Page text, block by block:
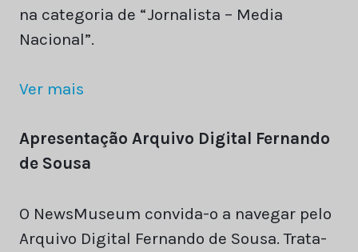
na categoria de “Jornalista – Media
Nacional”.
Ver mais
Apresentação Arquivo Digital Fernando
de Sousa
O NewsMuseum convida-o a navegar pelo
Arquivo Digital Fernando de Sousa. Trata-